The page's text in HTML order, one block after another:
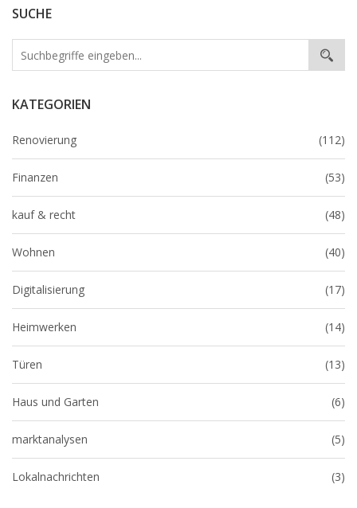
SUCHE
KATEGORIEN
Renovierung (112)
Finanzen (53)
kauf & recht (48)
Wohnen (40)
Digitalisierung (17)
Heimwerken (14)
Türen (13)
Haus und Garten (6)
marktanalysen (5)
Lokalnachrichten (3)